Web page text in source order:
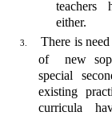
teachers
either.
3.
There is
of new
special
existing
curricula